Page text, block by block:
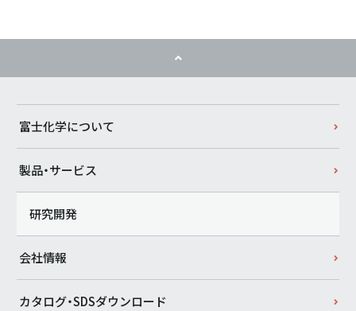
富士化学について
製品・サービス
研究開発
会社情報
カタログ・SDSダウンロード